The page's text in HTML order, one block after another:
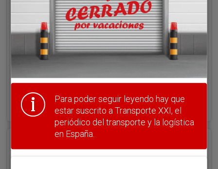
¿Olvidó su clave?
Haga clic aquí para recuperarla.
Registrarse
Para poder seguir leyendo hay que
estar suscrito a Transporte XXI, el
periódico del transporte y la logística
en España.